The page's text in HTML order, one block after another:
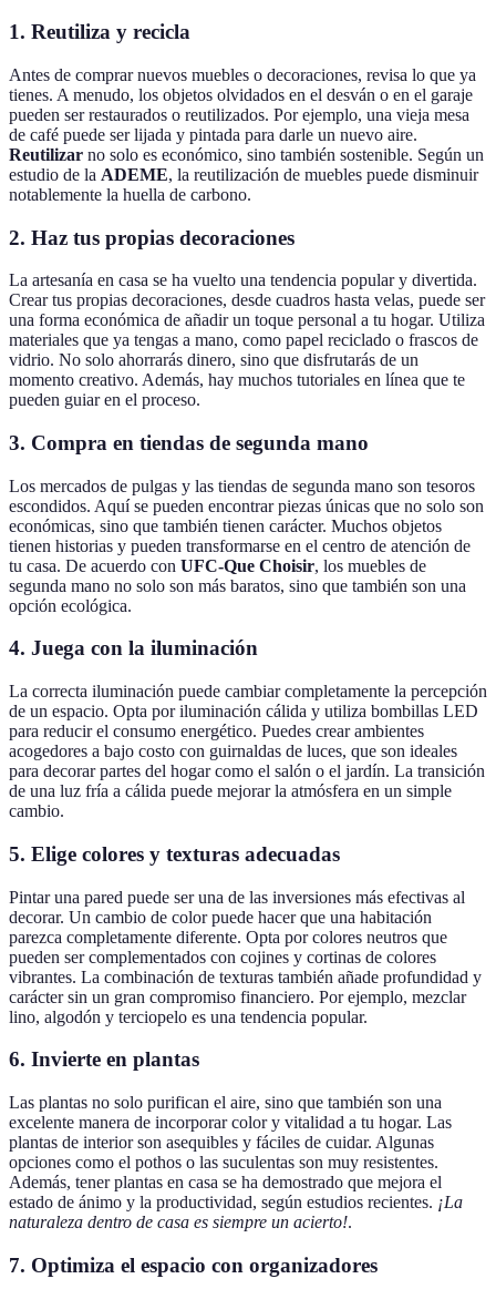
1. Reutiliza y recicla
Antes de comprar nuevos muebles o decoraciones, revisa lo que ya
tienes. A menudo, los objetos olvidados en el desván o en el garaje
pueden ser restaurados o reutilizados. Por ejemplo, una vieja mesa
de café puede ser lijada y pintada para darle un nuevo aire.
Reutilizar no solo es económico, sino también sostenible. Según un
estudio de la ADEME, la reutilización de muebles puede disminuir
notablemente la huella de carbono.
2. Haz tus propias decoraciones
La artesanía en casa se ha vuelto una tendencia popular y divertida.
Crear tus propias decoraciones, desde cuadros hasta velas, puede ser
una forma económica de añadir un toque personal a tu hogar. Utiliza
materiales que ya tengas a mano, como papel reciclado o frascos de
vidrio. No solo ahorrarás dinero, sino que disfrutarás de un
momento creativo. Además, hay muchos tutoriales en línea que te
pueden guiar en el proceso.
3. Compra en tiendas de segunda mano
Los mercados de pulgas y las tiendas de segunda mano son tesoros
escondidos. Aquí se pueden encontrar piezas únicas que no solo son
económicas, sino que también tienen carácter. Muchos objetos
tienen historias y pueden transformarse en el centro de atención de
tu casa. De acuerdo con UFC-Que Choisir, los muebles de
segunda mano no solo son más baratos, sino que también son una
opción ecológica.
4. Juega con la iluminación
La correcta iluminación puede cambiar completamente la percepción
de un espacio. Opta por iluminación cálida y utiliza bombillas LED
para reducir el consumo energético. Puedes crear ambientes
acogedores a bajo costo con guirnaldas de luces, que son ideales
para decorar partes del hogar como el salón o el jardín. La transición
de una luz fría a cálida puede mejorar la atmósfera en un simple
cambio.
5. Elige colores y texturas adecuadas
Pintar una pared puede ser una de las inversiones más efectivas al
decorar. Un cambio de color puede hacer que una habitación
parezca completamente diferente. Opta por colores neutros que
pueden ser complementados con cojines y cortinas de colores
vibrantes. La combinación de texturas también añade profundidad y
carácter sin un gran compromiso financiero. Por ejemplo, mezclar
lino, algodón y terciopelo es una tendencia popular.
6. Invierte en plantas
Las plantas no solo purifican el aire, sino que también son una
excelente manera de incorporar color y vitalidad a tu hogar. Las
plantas de interior son asequibles y fáciles de cuidar. Algunas
opciones como el pothos o las suculentas son muy resistentes.
Además, tener plantas en casa se ha demostrado que mejora el
estado de ánimo y la productividad, según estudios recientes. ¡La
naturaleza dentro de casa es siempre un acierto!.
7. Optimiza el espacio con organizadores